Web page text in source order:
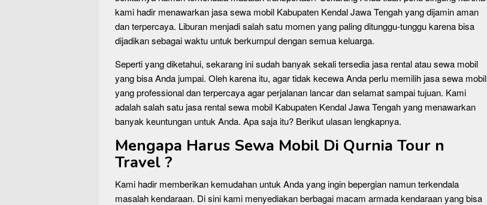
kami hadir menawarkan jasa sewa mobil Kabupaten Kendal Jawa Tengah yang dijamin aman
dan terpercaya. Liburan menjadi salah satu momen yang paling ditunggu-tunggu karena bisa
dijadikan sebagai waktu untuk berkumpul dengan semua keluarga.
Seperti yang diketahui, sekarang ini sudah banyak sekali tersedia jasa rental atau sewa mobil
yang bisa Anda jumpai. Oleh karena itu, agar tidak kecewa Anda perlu memilih jasa sewa mobil
yang professional dan terpercaya agar perjalanan lancar dan selamat sampai tujuan. Kami
adalah salah satu jasa rental sewa mobil Kabupaten Kendal Jawa Tengah yang menawarkan
banyak keuntungan untuk Anda. Apa saja itu? Berikut ulasan lengkapnya.
Mengapa Harus Sewa Mobil Di Qurnia Tour n
Travel ?
Kami hadir memberikan kemudahan untuk Anda yang ingin bepergian namun terkendala
masalah kendaraan. Di sini kami menyediakan berbagai macam armada kendaraan yang bisa